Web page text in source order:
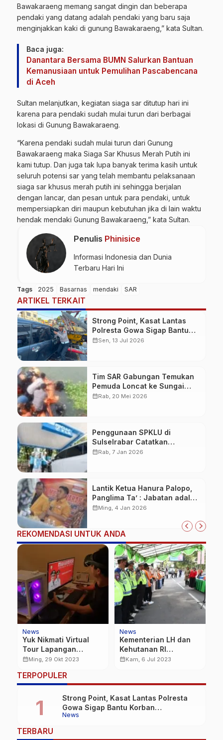
Bawakaraeng memang sangat dingin dan beberapa
pendaki yang datang adalah pendaki yang baru saja
menginjakkan kaki di gunung Bawakaraeng,” kata Sultan.
Baca juga:
Danantara Bersama BUMN Salurkan Bantuan
Kemanusiaan untuk Pemulihan Pascabencana
di Aceh
Sultan melanjutkan, kegiatan siaga sar ditutup hari ini
karena para pendaki sudah mulai turun dari berbagai
lokasi di Gunung Bawakaraeng.
“Karena pendaki sudah mulai turun dari Gunung
Bawakaraeng maka Siaga Sar Khusus Merah Putih ini
kami tutup. Dan juga tak lupa banyak terima kasih untuk
seluruh potensi sar yang telah membantu pelaksanaan
siaga sar khusus merah putih ini sehingga berjalan
dengan lancar, dan pesan untuk para pendaki, untuk
mempersiapkan diri maupun kebutuhan jika di lain waktu
hendak mendaki Gunung Bawakaraeng,” kata Sultan.
Penulis Phinisice
Informasi Indonesia dan Dunia
Terbaru Hari Ini
Tags 2025 Basarnas mendaki SAR
ARTIKEL TERKAIT
Strong Point, Kasat Lantas
Polresta Gowa Sigap Bantu
Korban Kecelakaan
calendar_monthSen, 13 Jul 2026
Tim SAR Gabungan Temukan
Pemuda Loncat ke Sungai
Pampang Makassar
calendar_monthRab, 20 Mei 2026
Penggunaan SPKLU di
Sulselrabar Catatkan
Kenaikan Tiga Kali Lipat di
calendar_monthRab, 7 Jan 2026
Lantik Ketua Hanura Palopo,
Panglima Ta’ : Jabatan adalah
amanah siap dipertanggung
calendar_monthMing, 4 Jan 2026
REKOMENDASI UNTUK ANDA
News
Yuk Nikmati Virtual
Tour Lapangan
Karebosi Desain Baru
ke-416
calendar_monthMing, 29 Okt 2023
News
Kementerian LH dan
Kehutanan RI
Apresiasi Komitmen
calendar_monthKam, 6 Jul 2023
TERPOPULER
News
Strong Point, Kasat Lantas Polresta
Gowa Sigap Bantu Korban
Kecelakaan
TERBARU